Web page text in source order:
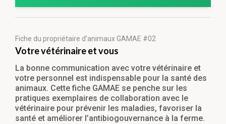
Fiche du propriétaire d’animaux GAMAE #02
Votre vétérinaire et vous
La bonne communication avec votre vétérinaire et
votre personnel est indispensable pour la santé des
animaux. Cette fiche GAMAE se penche sur les
pratiques exemplaires de collaboration avec le
vétérinaire pour prévenir les maladies, favoriser la
santé et améliorer l’antibiogouvernance à la ferme.